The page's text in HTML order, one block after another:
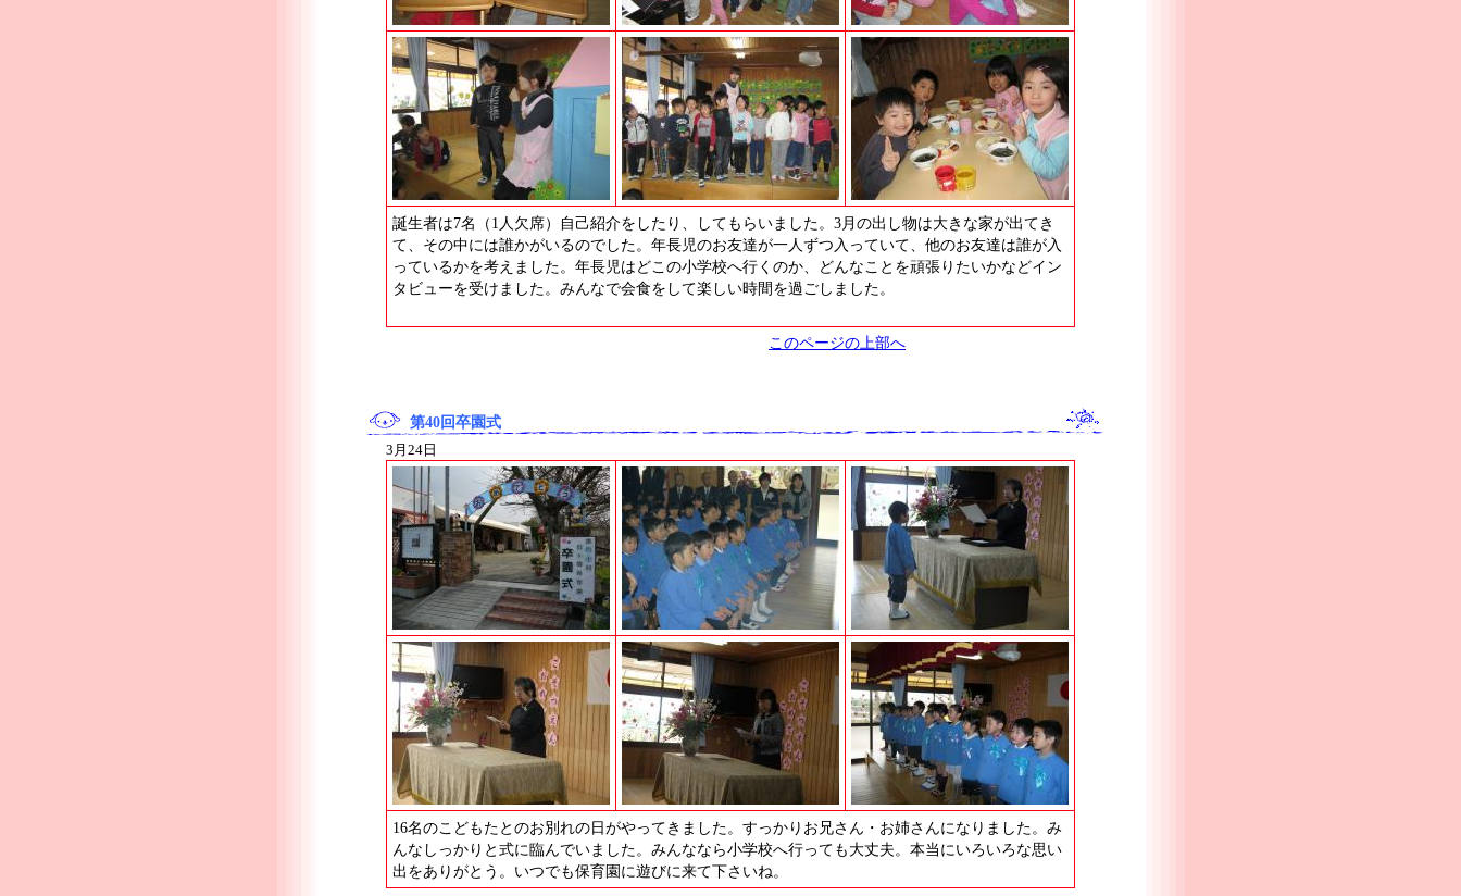
誕生者は7名（1人欠席）自己紹介をしたり、してもらいました。3月の出し物は大きな家が出てき
て、その中には誰かがいるのでした。年長児のお友達が一人ずつ入っていて、他のお友達は誰が入
っているかを考えました。年長児はどこの小学校へ行くのか、どんなことを頑張りたいかなどイン
タビューを受けました。みんなで会食をして楽しい時間を過ごしました。
このページの上部へ
第40回卒園式
3月24日
16名のこどもたとのお別れの日がやってきました。すっかりお兄さん・お姉さんになりました。み
んなしっかりと式に臨んでいました。みんななら小学校へ行っても大丈夫。本当にいろいろな思い
出をありがとう。いつでも保育園に遊びに来て下さいね。